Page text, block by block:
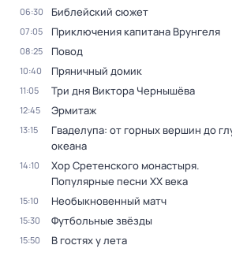
06:30 Библейский сюжет
07:05 Приключения капитана Врунгеля
08:25 Повод
10:40 Пряничный домик
11:05 Три дня Виктора Чернышёва
12:45 Эрмитаж
13:15
Гваделупа: от горных вершин до
океана
14:10
Хор Сретенского монастыря.
Популярные песни XX века
15:10 Необыкновенный матч
15:30 Футбольные звёзды
15:50 В гостях у лета